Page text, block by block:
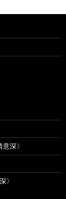
意深》
》